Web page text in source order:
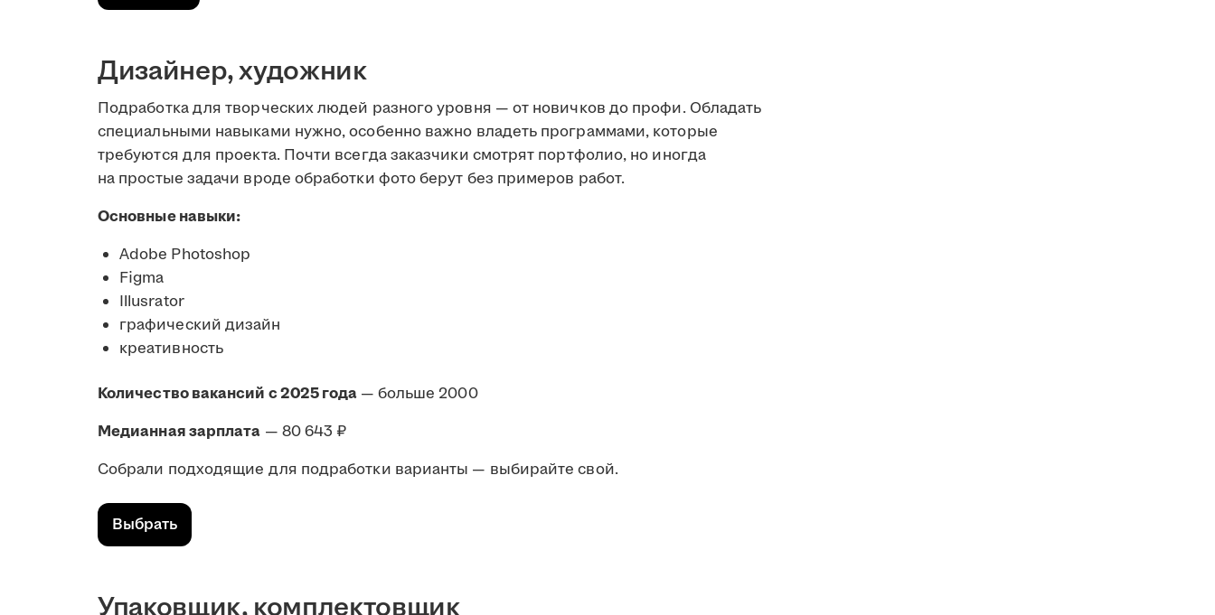
Дизайнер, художник
Подработка для творческих людей разного уровня — от новичков до профи. Обладать
специальными навыками нужно, особенно важно владеть программами, которые
требуются для проекта. Почти всегда заказчики смотрят портфолио, но иногда
на простые задачи вроде обработки фото берут без примеров работ.
Основные навыки:
Adobe Photoshop
Figma
Illusrator
графический дизайн
креативность
Количество вакансий с 2025 года — больше 2000
Медианная зарплата — 80 643 ₽
Собрали подходящие для подработки варианты — выбирайте свой.
Выбрать